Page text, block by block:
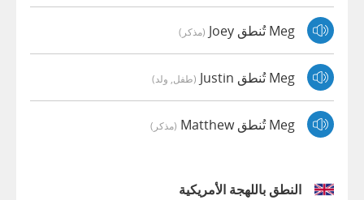
Meg تُنطق Joey (مذكر)
Meg تُنطق Justin (طفل, ولد)
Meg تُنطق Matthew (مذكر)
النطق باللهجة الأمريكية